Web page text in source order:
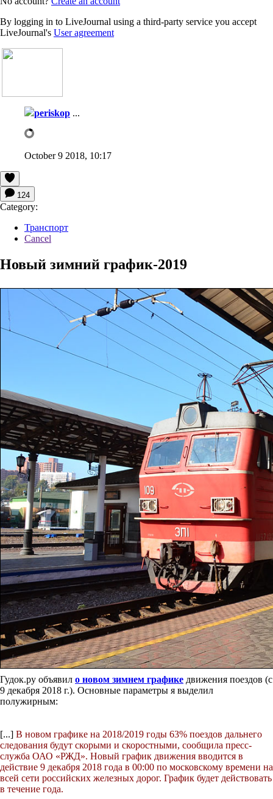
By logging in to LiveJournal using a third-party service you accept
LiveJournal's User agreement
periskop ...
October 9 2018, 10:17
124
Category:
Транспорт
Cancel
Новый зимний график-2019
Гудок.ру объявил о новом зимнем графике движения поездов (с
9 декабря 2018 г.). Основные параметры я выделил
полужирным:
[...] В новом графике на 2018/2019 годы 63% поездов дальнего
следования будут скорыми и скоростными, сообщила пресс-
служба ОАО «РЖД». Новый график движения вводится в
действие 9 декабря 2018 года в 00:00 по московскому времени на
всей сети российских железных дорог. График будет действовать
в течение года.